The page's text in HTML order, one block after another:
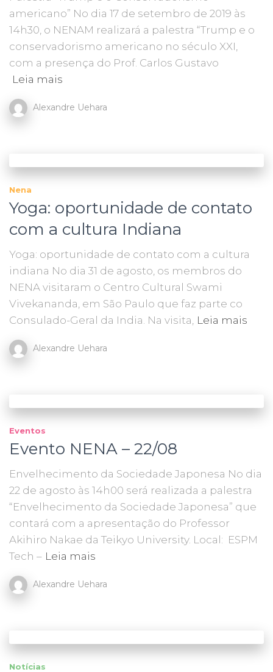
americano” No dia 17 de setembro de 2019 às
14h30, o NENAM realizará a palestra “Trump e o
conservadorismo americano no século XXI,
com a presença do Prof. Carlos Gustavo
Leia mais
Alexandre Uehara
Nena
Yoga: oportunidade de contato
com a cultura Indiana
Yoga: oportunidade de contato com a cultura
indiana No dia 31 de agosto, os membros do
NENA visitaram o Centro Cultural Swami
Vivekananda, em São Paulo que faz parte co
Consulado-Geral da India. Na visita, Leia mais
Alexandre Uehara
Eventos
Evento NENA – 22/08
Envelhecimento da Sociedade Japonesa No dia
22 de agosto às 14h00 será realizada a palestra
“Envelhecimento da Sociedade Japonesa” que
contará com a apresentação do Professor
Akihiro Nakae da Teikyo University. Local: ESPM
Tech – Leia mais
Alexandre Uehara
Notícias